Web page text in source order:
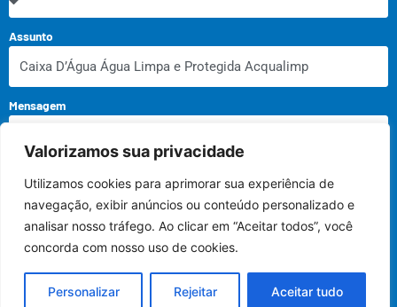
Valorizamos sua privacidade
Utilizamos cookies para aprimorar sua experiência de
navegação, exibir anúncios ou conteúdo personalizado e
analisar nosso tráfego. Ao clicar em “Aceitar todos”, você
concorda com nosso uso de cookies.
Personalizar Rejeitar Aceitar tudo
Assunto
Mensagem
ENVIAR